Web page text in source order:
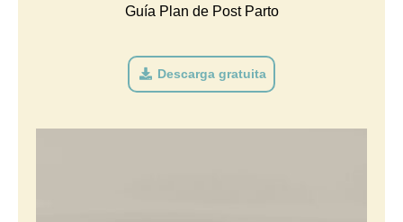
Guía Plan de Post Parto
Descarga gratuita